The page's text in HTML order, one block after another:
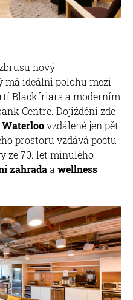
nový
ideální polohu mezi
Blackfriars a moderním
Centre. Dojíždění zde
Waterloovzdálené jen pět
prostoru vzdává poctu
ze 70. let minulého
zahradaawellness